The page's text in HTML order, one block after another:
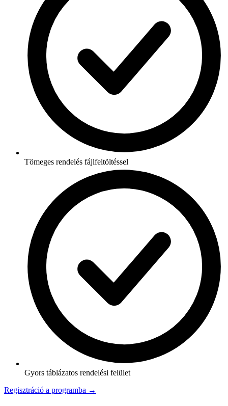
Tömeges rendelés fájlfeltöltéssel
Gyors táblázatos rendelési felület
Regisztráció a programba →